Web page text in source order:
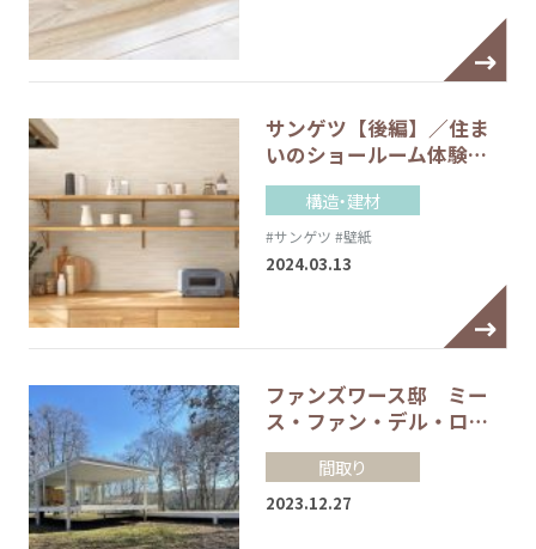
サンゲツ【後編】／住ま
いのショールーム体験…
構造・建材
#サンゲツ #壁紙
2024.03.13
ファンズワース邸 ミー
ス・ファン・デル・ロ…
間取り
2023.12.27